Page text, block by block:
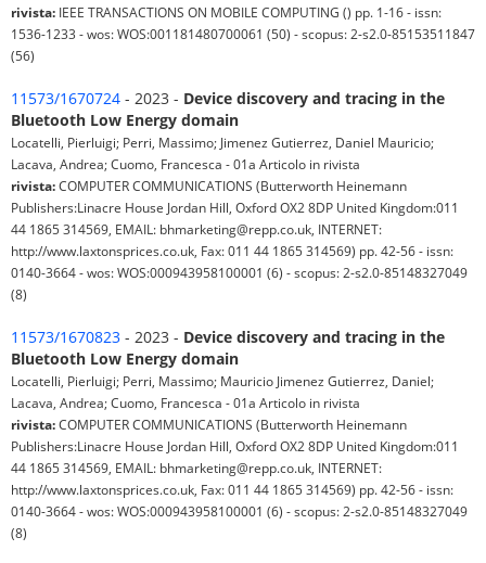
rivista: IEEE TRANSACTIONS ON MOBILE COMPUTING () pp. 1-16 - issn:
1536-1233 - wos: WOS:001181480700061 (50) - scopus: 2-s2.0-85153511847
(56)
11573/1670724 - 2023 - Device discovery and tracing in the
Bluetooth Low Energy domain
Locatelli, Pierluigi; Perri, Massimo; Jimenez Gutierrez, Daniel Mauricio;
Lacava, Andrea; Cuomo, Francesca - 01a Articolo in rivista
rivista:COMPUTER COMMUNICATIONS (Butterworth Heinemann
Publishers:Linacre House Jordan Hill, Oxford OX2 8DP United Kingdom:011
44 1865 314569, EMAIL: bhmarketing@repp.co.uk, INTERNET:
http://www.laxtonsprices.co.uk, Fax: 011 44 1865 314569) pp. 42-56 - issn:
0140-3664 - wos: WOS:000943958100001 (6) - scopus: 2-s2.0-85148327049
(8)
11573/1670823 - 2023 - Device discovery and tracing in the
Bluetooth Low Energy domain
Locatelli, Pierluigi; Perri, Massimo; Mauricio Jimenez Gutierrez, Daniel;
Lacava, Andrea; Cuomo, Francesca - 01a Articolo in rivista
rivista:COMPUTER COMMUNICATIONS (Butterworth Heinemann
Publishers:Linacre House Jordan Hill, Oxford OX2 8DP United Kingdom:011
44 1865 314569, EMAIL: bhmarketing@repp.co.uk, INTERNET:
http://www.laxtonsprices.co.uk, Fax: 011 44 1865 314569) pp. 42-56 - issn:
0140-3664 - wos: WOS:000943958100001 (6) - scopus: 2-s2.0-85148327049
(8)